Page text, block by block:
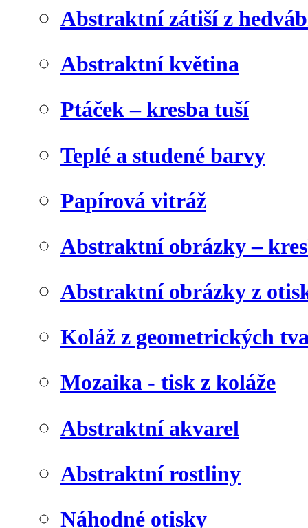
Abstraktní zátiší z
Abstraktní květina
Ptáček – kresba tuší
Teplé a studené barvy
Papírová vitráž
Abstraktní obrázky –
Abstraktní obrázky z
Koláž z geometrických
Mozaika - tisk z koláže
Abstraktní akvarel
Abstraktní rostliny
Náhodné otisky